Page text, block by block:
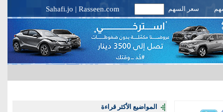
سعر السهم Sahafi.jo | Rasseen.com
المواضيع الأكثر قراءة